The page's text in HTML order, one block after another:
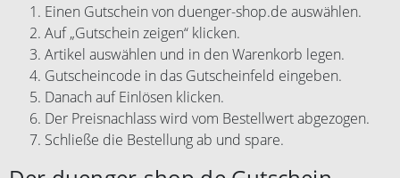
Einen Gutschein von duenger-shop.de auswählen.
Auf „Gutschein zeigen“ klicken.
Artikel auswählen und in den Warenkorb legen.
Gutscheincode in das Gutscheinfeld eingeben.
Danach auf Einlösen klicken.
Der Preisnachlass wird vom Bestellwert abgezogen.
Schließe die Bestellung ab und spare.